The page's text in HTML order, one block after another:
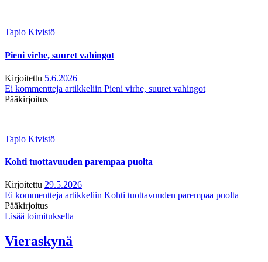
Tapio Kivistö
Pieni virhe, suuret vahingot
Kirjoitettu 5.6.2026
Ei kommentteja artikkeliin Pieni virhe, suuret vahingot
Pääkirjoitus
Tapio Kivistö
Kohti tuottavuuden parempaa puolta
Kirjoitettu 29.5.2026
Ei kommentteja artikkeliin Kohti tuottavuuden parempaa puolta
Pääkirjoitus
Lisää toimitukselta
Vieraskynä